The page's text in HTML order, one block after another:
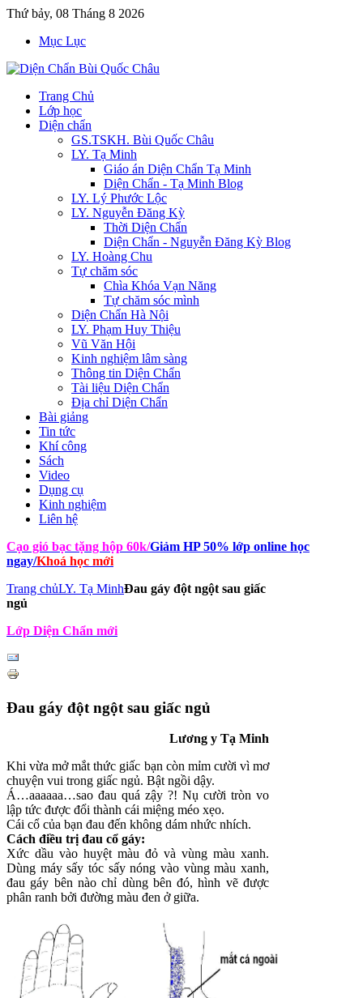
Thứ bảy, 08 Tháng 8 2026
Mục Lục
Trang Chủ
Lớp học
Diện chẩn
GS.TSKH. Bùi Quốc Châu
LY. Tạ Minh
Giáo án Diện Chẩn Tạ Minh
Diện Chẩn - Tạ Minh Blog
LY. Lý Phước Lộc
LY. Nguyễn Đăng Kỳ
Thời Diện Chẩn
Diện Chẩn - Nguyễn Đăng Kỳ Blog
LY. Hoàng Chu
Tự chăm sóc
Chìa Khóa Vạn Năng
Tự chăm sóc mình
Diện Chẩn Hà Nội
LY. Phạm Huy Thiệu
Vũ Văn Hội
Kinh nghiệm lâm sàng
Thông tin Diện Chẩn
Tài liệu Diện Chẩn
Địa chỉ Diện Chẩn
Bài giảng
Tin tức
Khí công
Sách
Video
Dụng cụ
Kinh nghiệm
Liên hệ
Cạo gió bạc tặng hộp 60k/Giảm HP 50% lớp online học
ngay/Khoá học mới
Trang chủLY. Tạ MinhĐau gáy đột ngột sau giấc
ngủ
Lớp Diện Chẩn mới
Đau gáy đột ngột sau giấc ngủ
Lương y Tạ Minh
Khi vừa mở mắt thức giấc bạn còn mỉm cười vì mơ
chuyện vui trong giấc ngủ. Bật ngồi dậy.
Á…aaaaaa…sao đau quá zậy ?! Nụ cười tròn vo
lập tức được đổi thành cái miệng méo xẹo.
Cái cổ của bạn đau đến không dám nhức nhích.
Cách điều trị đau cổ gáy:
Xức dầu vào huyệt màu đỏ và vùng màu xanh.
Dùng máy sấy tóc sấy nóng vào vùng màu xanh,
đau gáy bên nào chỉ dùng bên đó, hình vẽ được
phân ranh bởi đường màu đen ở giữa.